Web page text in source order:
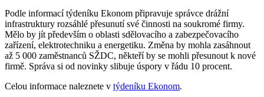
Podle informací týdeníku Ekonom připravuje správce drážní
infrastruktury rozsáhlé přesunutí své činnosti na soukromé firmy.
Mělo by jít především o oblasti sdělovacího a zabezpečovacího
zařízení, elektrotechniku a energetiku. Změna by mohla zasáhnout
až 5 000 zaměstnanců SŽDC, někteří by se mohli přesunout k nové
firmě. Správa si od novinky slibuje úspory v řádu 10 procent.
Celou informace naleznete v týdeníku Ekonom.